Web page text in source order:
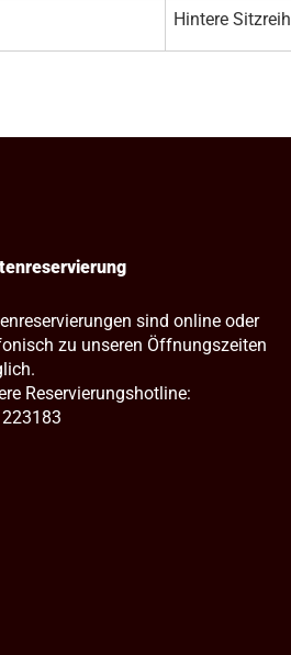
Hintere
sind online oder
zu unseren Öffnungszeiten
Reservierungshotline: